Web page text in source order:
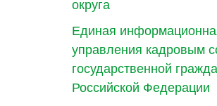
округа
Единая
управления кадровым
государственной
Российской Федерации